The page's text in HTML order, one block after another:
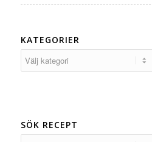
KATEGORIER
SÖK RECEPT